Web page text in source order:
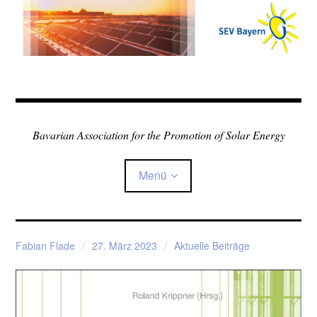
Inhalt
springen
Bavarian Association for the Promotion of Solar Energy
Menü
Home
Über den Verein
Child-
Menü
Fabian Flade 27. März 2023 Aktuelle Beiträge